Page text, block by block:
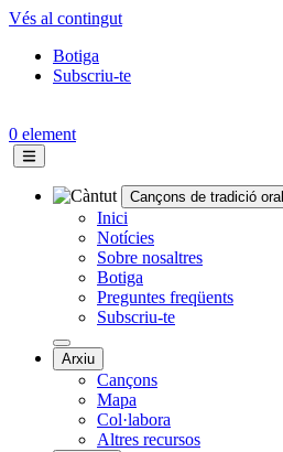
Vés al contingut
Topbar
Botiga
Subscriu-te
0 element
Navegació
principal
Cançons de tradició oral
Inici
Notícies
Sobre nosaltres
Botiga
Preguntes freqüents
Subscriu-te
Arxiu
Cançons
Mapa
Col·labora
Altres recursos